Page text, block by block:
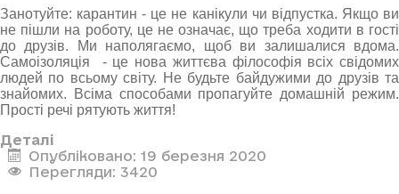
Занотуйте: карантин - це не канікули чи відпустка. Якщо ви
не пішли на роботу, це не означає, що треба ходити в гості
до друзів. Ми наполягаємо, щоб ви залишалися вдома.
Самоізоляція - це нова життєва філософія всіх свідомих
людей по всьому світу. Не будьте байдужими до друзів та
знайомих. Всіма способами пропагуйте домашній режим.
Прості речі рятують життя!
Деталі
Опубліковано: 19 березня 2020
Перегляди: 3420